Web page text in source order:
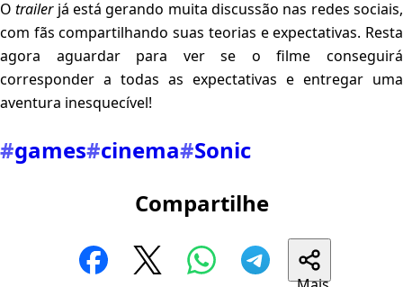
Otrailerjá está gerando muita discussão nas redes sociais,
com fãs compartilhando suas teorias e expectativas. Resta
agora aguardar para ver se o filme conseguirá
corresponder a todas as expectativas e entregar uma
aventura inesquecível!
#games#cinema#Sonic
Compartilhe